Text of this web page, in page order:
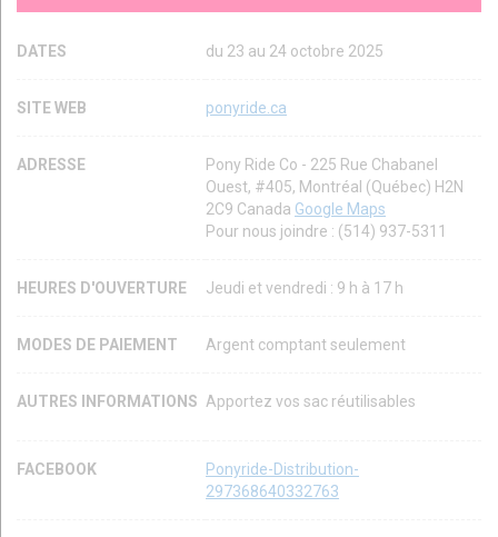
DATES du 23 au 24 octobre 2025
SITE WEB ponyride.ca
ADRESSE
Pony Ride Co - 225 Rue Chabanel
Ouest, #405, Montréal (Québec) H2N
2C9 Canada Google Maps
Pour nous joindre : (514) 937-5311
HEURES D'OUVERTURE Jeudi et vendredi : 9 h à 17 h
MODES DE PAIEMENT Argent comptant seulement
AUTRES INFORMATIONS Apportez vos sac réutilisables
FACEBOOK
Ponyride-Distribution-
297368640332763